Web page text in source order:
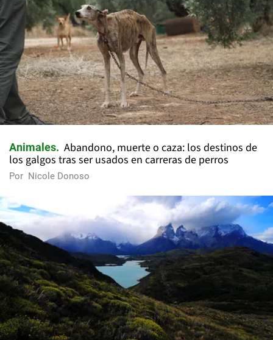
Animales
Abandono, muerte o caza: los destinos de
los galgos tras ser usados en carreras de perros
Por Nicole Donoso